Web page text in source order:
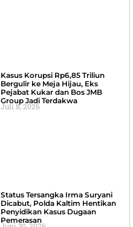
Kasus Korupsi Rp6,85 Triliun
Bergulir ke Meja Hijau, Eks
Pejabat Kukar dan Bos JMB
Group Jadi Terdakwa
Juli 8, 2026
Status Tersangka Irma Suryani
Dicabut, Polda Kaltim Hentikan
Penyidikan Kasus Dugaan
Pemerasan